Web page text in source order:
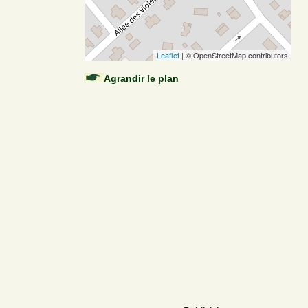
Leaflet | © OpenStreetMap contributors
Agrandir le plan